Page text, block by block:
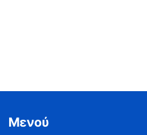
Μενού